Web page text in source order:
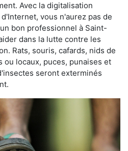
Avec la digitalisation
vous n'aurez pas de
bon professionnel à Saint-
dans la lutte contre les
Rats, souris, cafards, nids de
ou locaux, puces, punaises et
seront exterminés